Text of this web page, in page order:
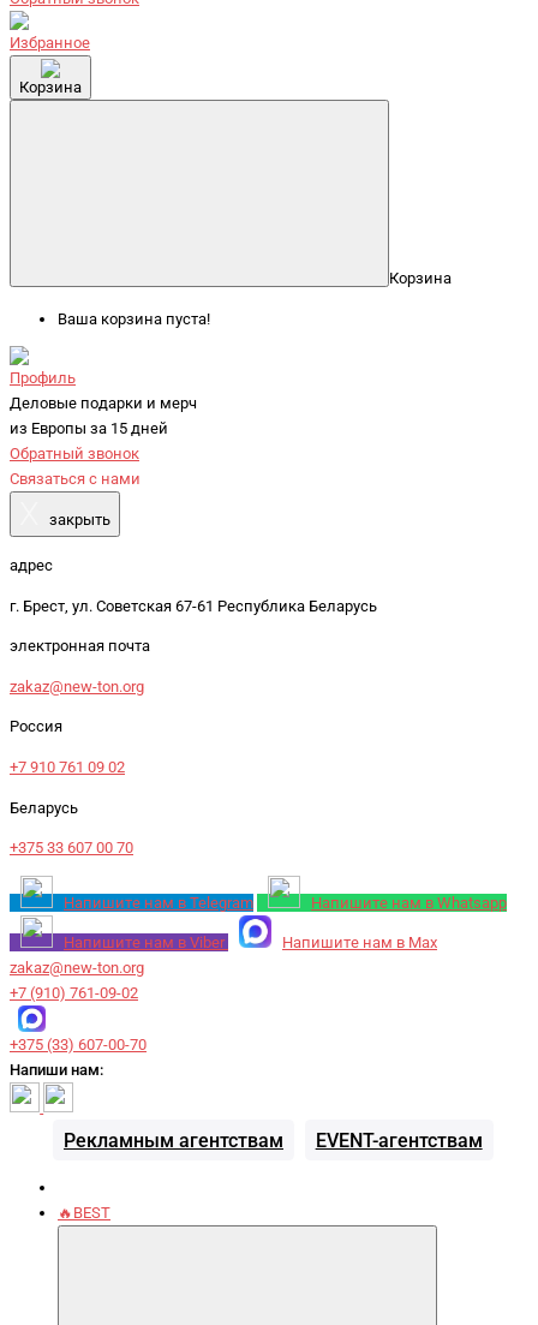
Избранное
Корзина
Корзина
Ваша корзина пуста!
Профиль
Деловые подарки и мерч
из Европы за 15 дней
Обратный звонок
Связаться с нами
закрыть
адрес
г. Брест, ул. Советская 67-61 Республика Беларусь
электронная почта
zakaz@new-ton.org
Россия
+7 910 761 09 02
Беларусь
+375 33 607 00 70
Напишите нам в Telegram Напишите нам в Whatsapp
Напишите нам в Viber
Напишите нам в Max
zakaz@new-ton.org
+7 (910) 761-09-02
+375 (33) 607-00-70
Напиши нам:
Рекламным агентствам EVENT-агентствам
🔥BEST